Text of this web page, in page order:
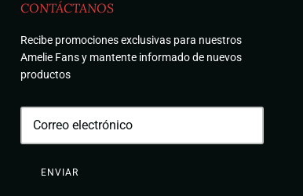
CONTÁCTANOS
Recibe promociones exclusivas para nuestros
Amelie Fans y mantente informado de nuevos
productos
ENVIAR